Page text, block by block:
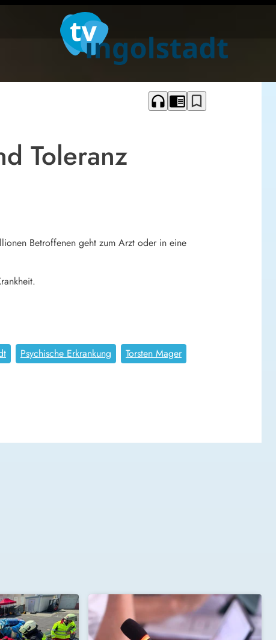
headphones chrome_reader_mode bookmark_border
Toleranz
Betroffenen geht zum Arzt oder in eine
Psychische Erkrankung Torsten Mager